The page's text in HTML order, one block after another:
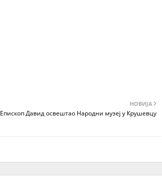
НОВИЈА
Епископ Давид освештао Народни музеј у Крушевцу